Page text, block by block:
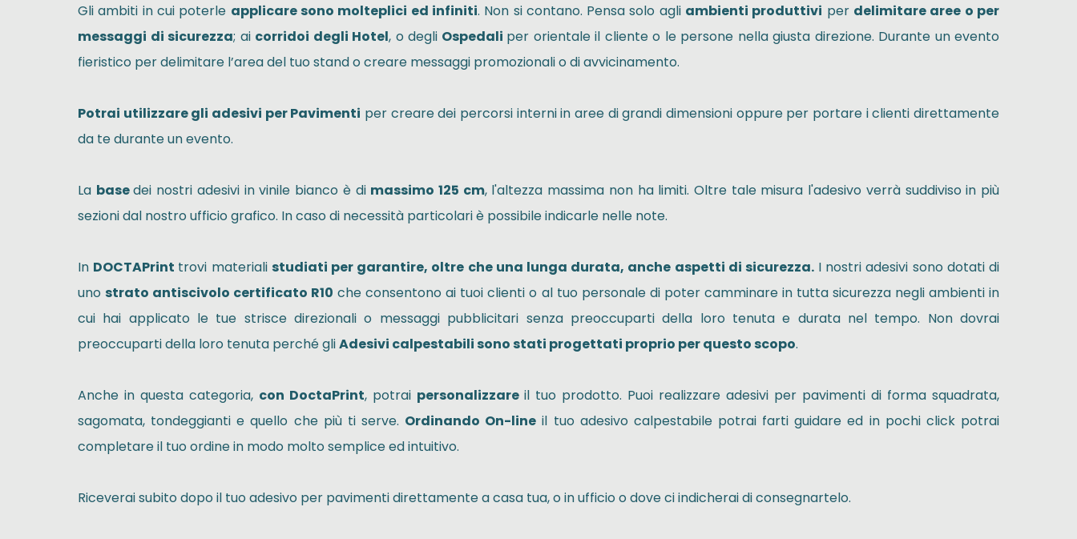
Gli ambiti in cui poterle applicare sono molteplici ed infiniti. Non si contano. Pensa solo agli ambienti produttivi per delimitare aree o per
messaggi di sicurezza; ai corridoi degli Hotel, o degli Ospedali per orientale il cliente o le persone nella giusta direzione. Durante un evento
fieristico per delimitare l’area del tuo stand o creare messaggi promozionali o di avvicinamento.
Potrai utilizzare gli adesivi per Pavimenti per creare dei percorsi interni in aree di grandi dimensioni oppure per portare i clienti direttamente
da te durante un evento.
La basedei nostri adesivi in vinile bianco è di massimo 125 cm, l'altezza massima non ha limiti. Oltre tale misura l'adesivo verrà suddiviso in più
sezioni dal nostro ufficio grafico. In caso di necessità particolari è possibile indicarle nelle note.
In DOCTAPrint trovi materiali studiati per garantire, oltre che una lunga durata, anche aspetti di sicurezza.I nostri adesivi sono dotati di
unostrato antiscivolo certificato R10 che consentono ai tuoi clienti o al tuo personale di poter camminare in tutta sicurezza negli ambienti in
cui hai applicato le tue strisce direzionali o messaggi pubblicitari senza preoccuparti della loro tenuta e durata nel tempo. Non dovrai
preoccuparti della loro tenuta perché gliAdesivi calpestabili sono stati progettati proprio per questo scopo.
Anche in questa categoria, con DoctaPrint, potrai personalizzare il tuo prodotto. Puoi realizzare adesivi per pavimenti di forma squadrata,
sagomata, tondeggianti e quello che più ti serve. Ordinando On-line il tuo adesivo calpestabile potrai farti guidare ed in pochi click potrai
completare il tuo ordine in modo molto semplice ed intuitivo.
Riceverai subito dopo il tuo adesivo per pavimenti direttamente a casa tua, o in ufficio o dove ci indicherai di consegnartelo.